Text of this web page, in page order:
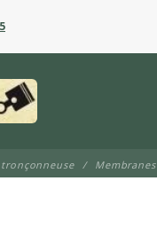
Membranes